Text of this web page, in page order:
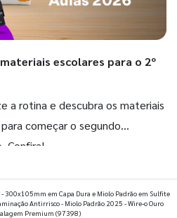
escolares para o 2º
a rotina e descubra os materiais
começar o segundo
Confira!
300x105mm em Capa Dura e Miolo Padrão em Sulfite
Antirrisco - Miolo Padrão 2025 - Wire-o Ouro
Premium (97398)